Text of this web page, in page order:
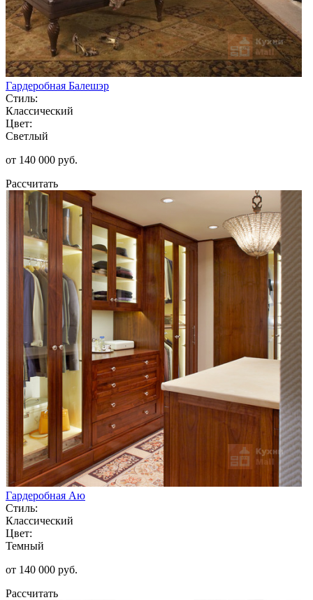
Гардеробная Балешэр
Стиль:
Классический
Цвет:
Светлый
от 140 000 руб.
Рассчитать
Гардеробная Аю
Стиль:
Классический
Цвет:
Темный
от 140 000 руб.
Рассчитать